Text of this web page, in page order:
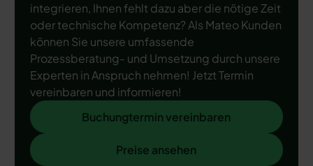
integrieren, Ihnen fehlt dazu aber die nötige Zeit
oder technische Kompetenz? Als Mateo Kunden
können Sie unsere umfassende
Prozessberatung- und Umsetzung durch unsere
Experten in Anspruch nehmen! Jetzt Termin
vereinbaren und informieren!
Buchungtermin vereinbaren
Buchungtermin vereinbaren
Preise ansehen
Preise ansehen